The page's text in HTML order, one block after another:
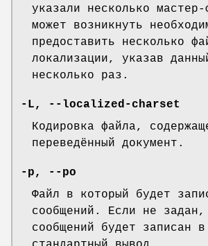
указали несколько мастер-
может возникнуть
предоставить несколько
локализации, указав
несколько раз.
-L,
--localized-charset
Кодировка файла,
переведённый документ.
-p,
--po
Файл в который будет
сообщений. Если не
сообщений будет записан в